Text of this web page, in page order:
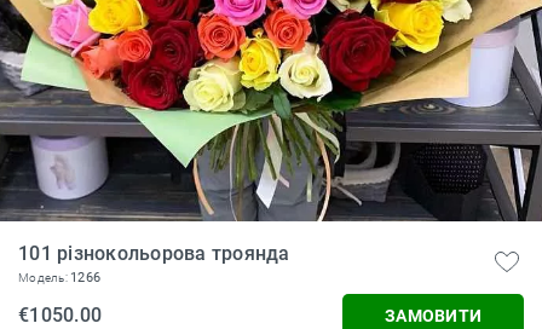
101 різнокольорова троянда
Модель: 1266
€1050.00 ЗАМОВИТИ